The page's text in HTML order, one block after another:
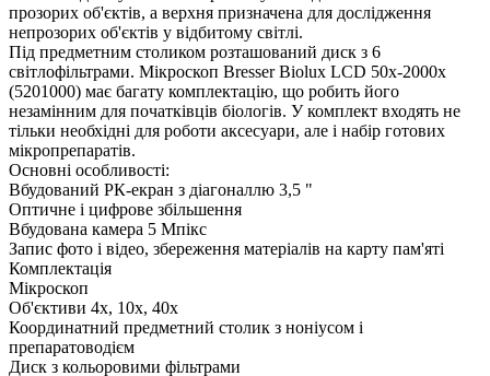
прозорих об'єктів, а верхня призначена для дослідження
непрозорих об'єктів у відбитому світлі.
Під предметним столиком розташований диск з 6
світлофільтрами. Мікроскоп Bresser Biolux LCD 50x-2000x
(5201000) має багату комплектацію, що робить його
незамінним для початківців біологів. У комплект входять не
тільки необхідні для роботи аксесуари, але і набір готових
мікропрепаратів.
Основні особливості:
Вбудований РК-екран з діагоналлю 3,5 "
Оптичне і цифрове збільшення
Вбудована камера 5 Мпікс
Запис фото і відео, збереження матеріалів на карту пам'яті
Комплектація
Мікроскоп
Об'єктиви 4x, 10x, 40x
Координатний предметний столик з ноніусом і
препаратоводієм
Диск з кольоровими фільтрами